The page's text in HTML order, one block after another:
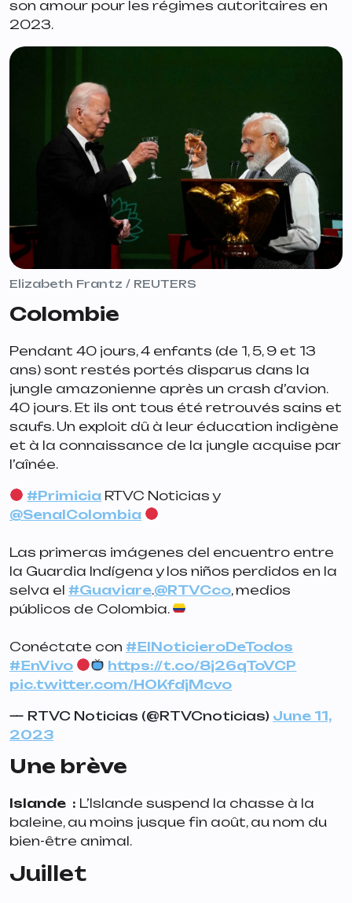
son amour pour les régimes autoritaires en
2023.
Elizabeth Frantz / REUTERS
Colombie
Pendant 40 jours, 4 enfants (de 1, 5, 9 et 13
ans) sont restés portés disparus dans la
jungle amazonienne après un crash d’avion.
40 jours. Et ils ont tous été retrouvés sains et
saufs. Un exploit dû à leur éducation indigène
et à la connaissance de la jungle acquise par
l’aînée.
#Primicia RTVC Noticias y
@SenalColombia
Las primeras imágenes del encuentro entre
la Guardia Indígena y los niños perdidos en la
selva el #Guaviare.@RTVCco, medios
públicos de Colombia.
Conéctate con #ElNoticieroDeTodos
#EnVivo
https://t.co/8j26qToVCP
pic.twitter.com/HOKfdjMcvo
— RTVC Noticias (@RTVCnoticias) June 11,
2023
Une brève
Islande : L’Islande suspend la chasse à la
baleine, au moins jusque fin août, au nom du
bien-être animal.
Juillet